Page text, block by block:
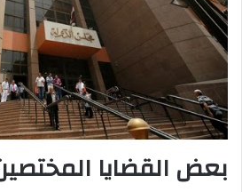
بعض القضايا